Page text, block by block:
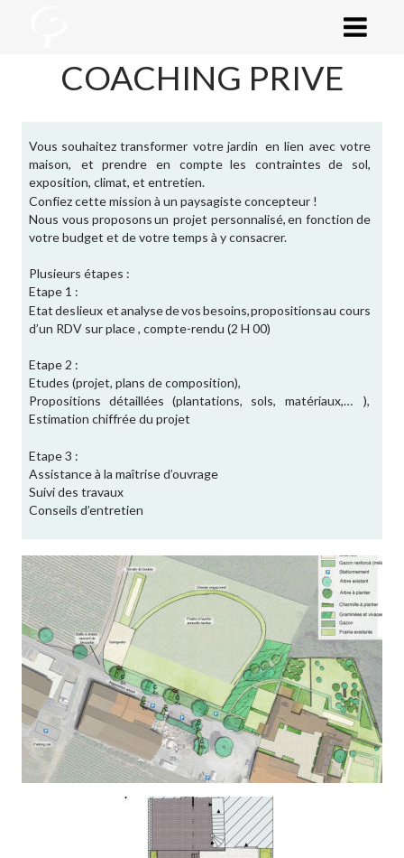
Vous souhaitez transformer votre jardin en lien avec votre
maison,
et prendre en compte les contraintes de
sol,
exposition, climat, et entretien.
Confiez cette mission à un paysagiste concepteur !
Nous vous proposonsun projet personnalisé,en fonction de
votre budget et de votre temps à y consacrer.
Plusieurs étapes :
Etape 1 :
Etatdeslieux etanalysedevosbesoins,propositionsau cours
d’un RDV sur place , compte-rendu (2 H 00)
Etape 2 :
Etudes (projet, plans de composition),
Propositions détaillées (plantations, sols, matériaux,…
),
Estimation chiffrée du projet
Etape 3 :
Assistance à la maîtrise d’ouvrage
Suivi des travaux
Conseils d’entretien
COACHING PRIVE